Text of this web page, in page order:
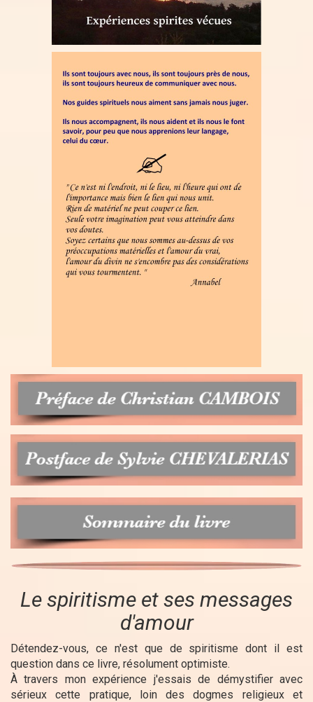
Le spiritisme et ses messages
d'amour
Détendez-vous, ce n'est que de spiritisme dont il est
question dans ce livre, résolument optimiste.
À travers mon expérience j'essais de démystifier avec
sérieux cette pratique, loin des dogmes religieux et